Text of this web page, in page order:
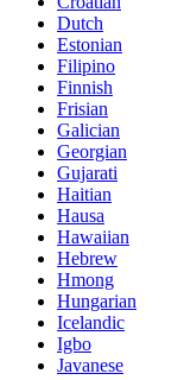
Dutch
Estonian
Filipino
Finnish
Frisian
Galician
Georgian
Gujarati
Haitian
Hausa
Hawaiian
Hebrew
Hmong
Hungarian
Icelandic
Igbo
Javanese